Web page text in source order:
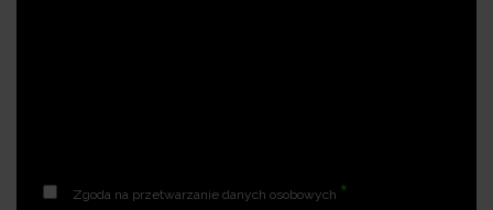
Zgoda na przetwarzanie danych osobowych *